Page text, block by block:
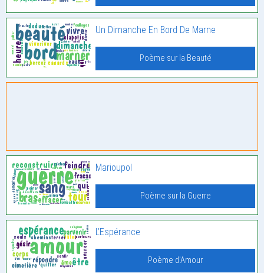
Un Dimanche En Bord De Marne
Poème sur la Beauté
Marioupol
Poème sur la Guerre
L’Espérance
Poème d'Amour